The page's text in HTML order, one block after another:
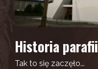
Historia parafii
Tak to się zaczęło...